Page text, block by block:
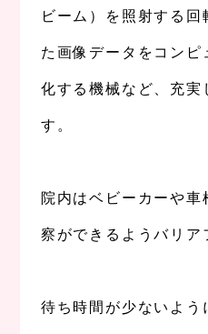
ビーム）を照射する
た画像データをコン
化する機械など、充実
す。
院内はベビーカーや
察ができるようバリア
待ち時間が少ないよう